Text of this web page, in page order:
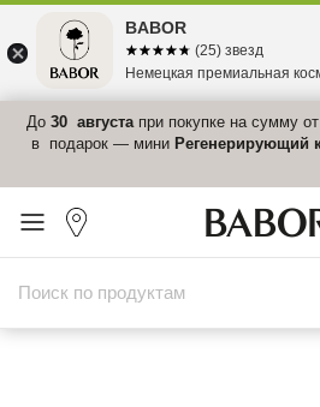
До 30 августапри покупке на сумму от
в подарок — мини Регенерирующий
BABOR
☆☆☆☆☆
★★★★★ (25) звезд
Немецкая премиальная